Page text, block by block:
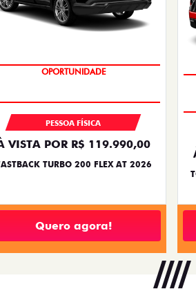
CRONOS DRIVE 1.0 FLEX 4P 2026
2025/2026
COM USADO NA TROCA